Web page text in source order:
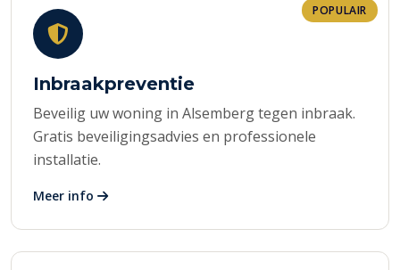
POPULAIR
Inbraakpreventie
Beveilig uw woning in Alsemberg tegen inbraak.
Gratis beveiligingsadvies en professionele
installatie.
Meer info